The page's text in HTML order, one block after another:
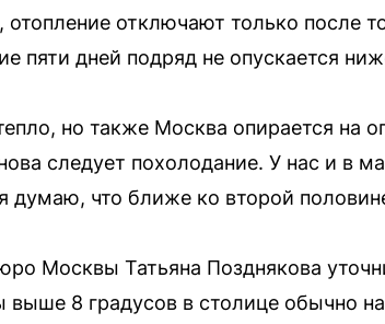
отключают только после
пяти дней подряд не опускается
но также Москва опирается на
следует похолодание. У нас и в
думаю, что ближе ко второй
Москвы Татьяна Позднякова
выше 8 градусов в столице обычно